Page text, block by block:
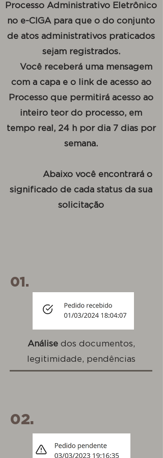
Processo Administrativo Eletrônico
no e-CIGA para que o do conjunto
de atos administrativos praticados
sejam registrados.
Você receberá uma mensagem
com a capa e o link de acesso ao
Processo que permitirá acesso ao
inteiro teor do processo, em
tempo real, 24 h por dia 7 dias por
semana.
Abaixo você encontrará o
significado de cada status da sua
solicitação
01.
Análise dos documentos,
legitimidade, pendências
02.